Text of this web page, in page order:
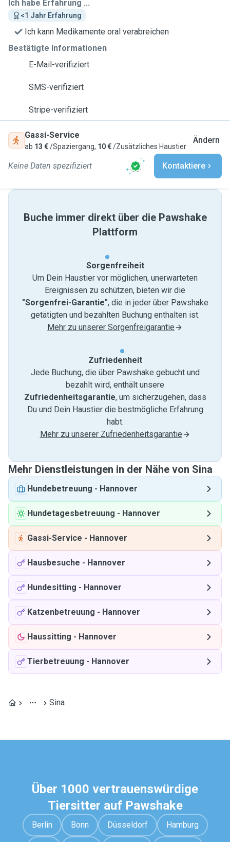
Ich habe Erfahrung ...
<1 Jahr Erfahrung
Ich kann Medikamente oral verabreichen
Bestätigte Informationen
E-Mail-verifiziert
SMS-verifiziert
Stripe-verifiziert
Gassi-Service
ab 13 €/Spaziergang, 10 €/Zusätzliches Haustier
Ändern
Keine Daten spezifiziert Kontaktiere
Buche immer direkt über die Pawshake
Plattform
Sorgenfreiheit
Um Dein Haustier vor möglichen, unerwarteten
Ereignissen zu schützen, bieten wir die
"Sorgenfrei-Garantie", die in jeder über Pawshake
getätigten und bezahlten Buchung enthalten ist.
Mehr zu unserer Sorgenfreigarantie
Zufriedenheit
Jede Buchung, die über Pawshake gebucht und
bezahlt wird, enthält unsere
Zufriedenheitsgarantie, um sicherzugehen, dass
Du und Dein Haustier die bestmögliche Erfahrung
habt.
Mehr zu unserer Zufriedenheitsgarantie
Mehr Dienstleistungen in der Nähe von Sina
Hundebetreuung - Hannover
Hundetagesbetreuung - Hannover
Gassi-Service - Hannover
Hausbesuche - Hannover
Hundesitting - Hannover
Katzenbetreuung - Hannover
Haussitting - Hannover
Tierbetreuung - Hannover
Sina
Über 1000 vertrauenswürdige
Tiersitter auf Pawshake
Berlin Bonn Düsseldorf Hamburg